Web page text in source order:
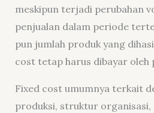
meskipun terjadi perubahan
penjualan dalam periode
pun jumlah produk yang
cost tetap harus dibayar oleh
Fixed cost umumnya terkait
produksi, struktur